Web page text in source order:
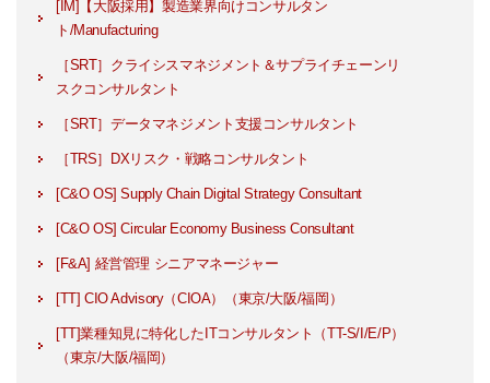
[IM]【大阪採用】製造業界向けコンサルタン
ト/Manufacturing
［SRT］クライシスマネジメント＆サプライチェーンリ
スクコンサルタント
［SRT］データマネジメント支援コンサルタント
［TRS］DXリスク・戦略コンサルタント
[C&O OS] Supply Chain Digital Strategy Consultant
[C&O OS] Circular Economy Business Consultant
[F&A] 経営管理 シニアマネージャー
[TT] CIO Advisory（CIOA）（東京/大阪/福岡）
[TT]業種知見に特化したITコンサルタント（TT-S/I/E/P）
（東京/大阪/福岡）